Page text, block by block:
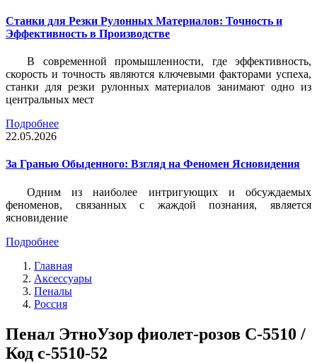
Станки для Резки Рулонных Материалов: Точность и
Эффективность в Производстве
В современной промышленности, где эффективность,
скорость и точность являются ключевыми факторами успеха,
станки для резки рулонных материалов занимают одно из
центральных мест
Подробнее
22.05.2026
За Гранью Обыденного: Взгляд на Феномен Ясновидения
Одним из наиболее интригующих и обсуждаемых
феноменов, связанных с жаждой познания, является
ясновидение
Подробнее
Главная
Аксессуары
Пеналы
Россия
Пенал ЭтноУзор фиолет-розов С-5510 /
Код с-5510-52